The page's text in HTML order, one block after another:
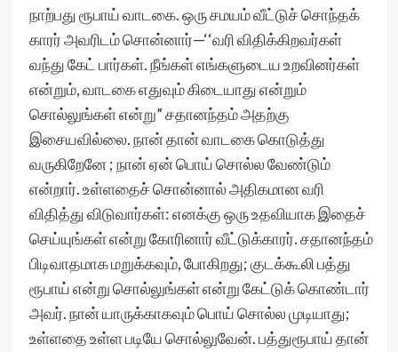
நாற்பது ரூபாய் வாடகை. ஒரு சமயம் வீட்டுச் சொந்தக்
காரர் அவரிடம் சொன்னார்—‘‘வரி விதிக்கிறவர்கள்
வந்து கேட் பார்கள். நீங்கள் எங்களுடைய உறவினர்கள்
என்றும், வாடகை எதுவும் கிடையாது என்றும்
சொல்லுங்கள் என்று” சதானந்தம் அதற்கு
இசையவில்லை. நான் தான் வாடகை கொடுத்து
வருகிறேனே ; நான் ஏன் பொய் சொல்ல வேண்டும்
என்றார். உள்ளதைச் சொன்னால் அதிகமான வரி
விதித்து விடுவார்கள்: எனக்கு ஒரு உதவியாக இதைச்
செய்யுங்கள் என்று கோரினார் வீட்டுக்காரர். சதானந்தம்
பிடிவாதமாக மறுக்கவும், போகிறது; குடக்கூலி பத்து
ரூபாய் என்று சொல்லுங்கள் என்று கேட்டுக் கொண்டார்
அவர். நான் யாருக்காகவும் பொய் சொல்ல முடியாது;
உள்ளதை உள்ள படியே சொல்லுவேன். பத்துரூபாய் தான்